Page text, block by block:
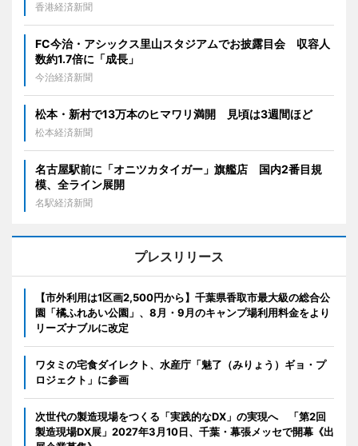
香港経済新聞
FC今治・アシックス里山スタジアムでお披露目会 収容人
数約1.7倍に「成長」
今治経済新聞
松本・新村で13万本のヒマワリ満開 見頃は3週間ほど
松本経済新聞
名古屋駅前に「オニツカタイガー」旗艦店 国内2番目規
模、全ライン展開
名駅経済新聞
プレスリリース
【市外利用は1区画2,500円から】千葉県香取市最大級の総合公
園「橘ふれあい公園」、8月・9月のキャンプ場利用料金をより
リーズナブルに改定
ワタミの宅食ダイレクト、水産庁「魅了（みりょう）ギョ・プ
ロジェクト」に参画
次世代の製造現場をつくる「実践的なDX」の実現へ 「第2回
製造現場DX展」2027年3月10日、千葉・幕張メッセで開幕《出